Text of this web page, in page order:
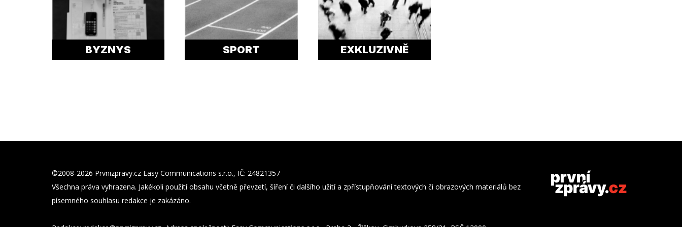
BYZNYS SPORT EXKLUZIVNĚ
©2008-2026 Prvnizpravy.cz Easy Communications s.r.o., IČ: 24821357
Všechna práva vyhrazena. Jakékoli použití obsahu včetně převzetí, šíření či dalšího užití a zpřístupňování textových či obrazových materiálů bez
písemného souhlasu redakce je zakázáno.